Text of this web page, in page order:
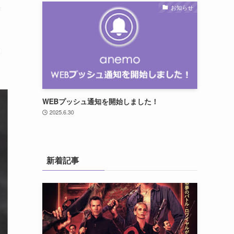
お知らせ
WEBプッシュ通知を開始しました！
2025.6.30
新着記事